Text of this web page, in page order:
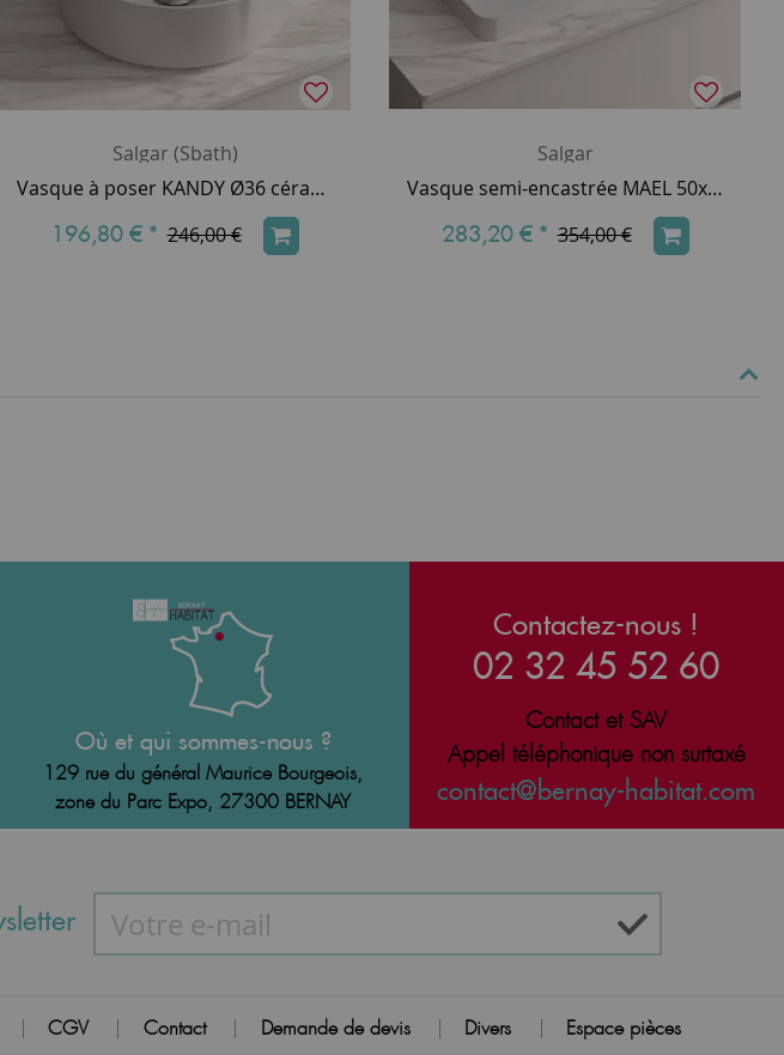
Salgar (Sbath)
Vasque à poser KANDY Ø36 céramique blanc brillant - SALGAR Réf. 91489
196,80 € * 246,00 €
Salgar
Vasque semi-encastrée MAEL 50x31cm SolidSurface blanc mat - SALGAR Réf.
283,20 € * 354,00 €
Où et qui sommes-nous ?
129 rue du général Maurice Bourgeois,
zone du Parc Expo, 27300 BERNAY
Contactez-nous !
02 32 45 52 60
Contact et SAV
Appel téléphonique non surtaxé
contact@bernay-habitat.com
CGV Contact Demande de devis Divers Espace pièces